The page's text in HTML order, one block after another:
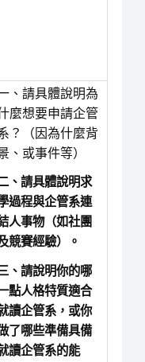
、請具體說明為
麼想要申請企管
？（因為什麼背
、或事件等）
、請具體說明求
過程與企管系連
人事物（如社團
競賽經驗）。
、請說明你的哪
點人格特質適合
讀企管系，或你
了哪些準備具備
讀企管系的能